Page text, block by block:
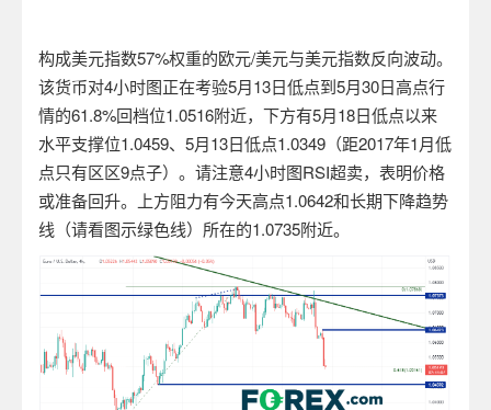
构成美元指数57%权重的欧元/美元与美元指数反向波动。
该货币对4小时图正在考验5月13日低点到5月30日高点行
情的61.8%回档位1.0516附近，下方有5月18日低点以来
水平支撑位1.0459、 5月13日低点1.0349 （距2017年1月低
点只有区区9点子）。请注意4小时图RSI超卖，表明价格
或准备回升。上方阻力有今天高点1.0642和长期下降趋势
线（请看图示绿色线）所在的1.0735附近。